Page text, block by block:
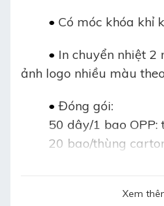
• Có móc khóa khỉ
• In chuyển nhiệt
ảnh logo nhiều màu
• Đóng gói:
50 dây/1 bao
20 bao/thùng
(dài/rộng/cao)Xem